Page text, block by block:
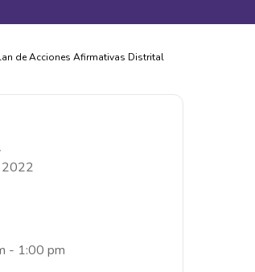
de Acciones Afirmativas Distrital
- 1:00 pm